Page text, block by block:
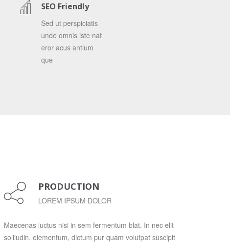
SEO Friendly
Sed ut perspiciatis
unde omnis iste nat
eror acus antium
que
PRODUCTION
LOREM IPSUM DOLOR
Maecenas luctus nisi in sem fermentum blat. In nec elit
solliudin, elementum, dictum pur quam volutpat suscipit